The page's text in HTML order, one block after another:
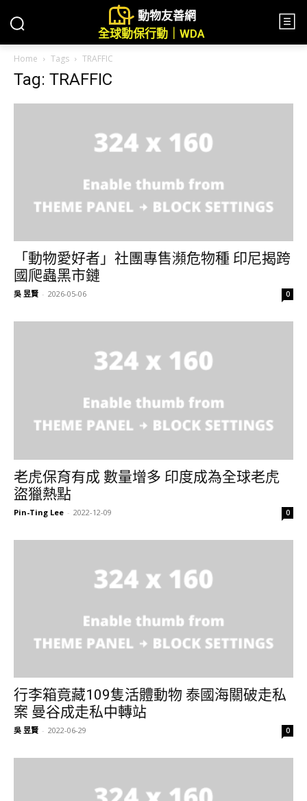
動物友善網
全球動保行動｜WDA
Home Tags TRAFFIC
Tag: TRAFFIC
「動物愛好者」社團專售瀕危物種 印尼揭跨
國爬蟲黑市鏈
吳 昱賢 - 2026-05-06 0
老虎保育有成 數量增多 印度成為全球老虎
盜獵熱點
Pin-Ting Lee - 2022-12-09 0
行李箱竟藏109隻活體動物 泰國海關破走私
案 曼谷成走私中轉站
吳 昱賢 - 2022-06-29 0